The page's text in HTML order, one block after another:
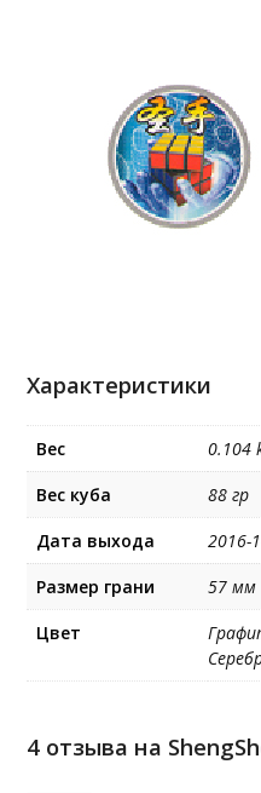
Характеристики
Вес
0.104
Вес куба
88 гр
Дата выхода
2016-
Размер грани
57 мм
Цвет
4 отзыва на